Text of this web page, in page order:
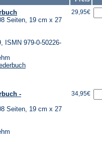
Seiten, 19 cm x 27
ISMN 979-0-50226-
29,95€
-
Seiten, 19 cm x 27
34,95€